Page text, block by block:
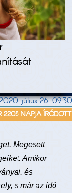
2020. július 26. 09:30
2205 NAPJA ÍRÓDOTT
Megesett
Amikor
és
s már az idő